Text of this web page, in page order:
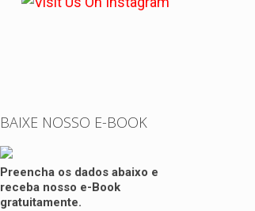
BAIXE NOSSO E-BOOK
Preencha os dados abaixo e
receba nosso e-Book
gratuitamente.